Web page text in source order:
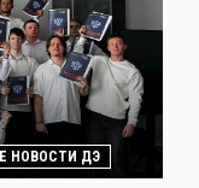
НОВОСТИ ДЭ